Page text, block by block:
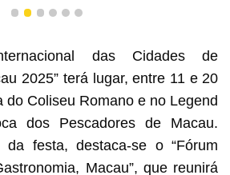
1 2 3 4 5 6
das Cidades de
2025” terá lugar, entre 11 e 20
do Coliseu Romano e no Legend
dos Pescadores de Macau.
festa, destaca-se o “Fórum
Macau”, que reunirá